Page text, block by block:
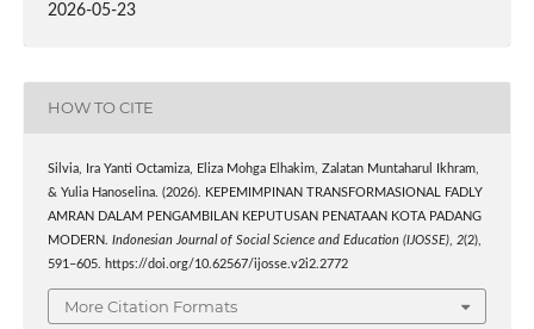
2026-05-23
HOW TO CITE
Silvia, Ira Yanti Octamiza, Eliza Mohga Elhakim, Zalatan Muntaharul Ikhram,
& Yulia Hanoselina. (2026). KEPEMIMPINAN TRANSFORMASIONAL FADLY
AMRAN DALAM PENGAMBILAN KEPUTUSAN PENATAAN KOTA PADANG
MODERN. Indonesian Journal of Social Science and Education (IJOSSE), 2(2),
591–605. https://doi.org/10.62567/ijosse.v2i2.2772
More Citation Formats